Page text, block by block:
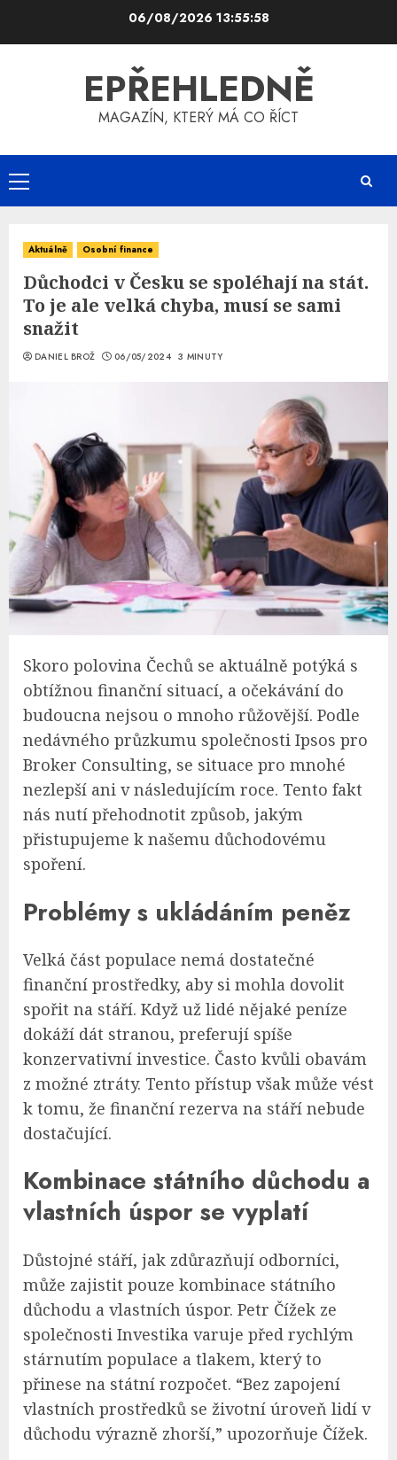
06/08/2026 13:55:59
EPŘEHLEDNĚ
MAGAZÍN, KTERÝ MÁ CO ŘÍCT
Primary
Menu
Aktuálně Osobní finance
Důchodci v Česku se spoléhají na stát.
To je ale velká chyba, musí se sami
snažit
DANIEL BROŽ 06/05/2024 3 MINUTY
Skoro polovina Čechů se aktuálně potýká s
obtížnou finanční situací, a očekávání do
budoucna nejsou o mnoho růžovější. Podle
nedávného průzkumu společnosti Ipsos pro
Broker Consulting, se situace pro mnohé
nezlepší ani v následujícím roce. Tento fakt
nás nutí přehodnotit způsob, jakým
přistupujeme k našemu důchodovému
spoření.
Problémy s ukládáním peněz
Velká část populace nemá dostatečné
finanční prostředky, aby si mohla dovolit
spořit na stáří. Když už lidé nějaké peníze
dokáží dát stranou, preferují spíše
konzervativní investice. Často kvůli obavám
z možné ztráty. Tento přístup však může vést
k tomu, že finanční rezerva na stáří nebude
dostačující.
Kombinace státního důchodu a
vlastních úspor se vyplatí
Důstojné stáří, jak zdůrazňují odborníci,
může zajistit pouze kombinace státního
důchodu a vlastních úspor. Petr Čížek ze
společnosti Investika varuje před rychlým
stárnutím populace a tlakem, který to
přinese na státní rozpočet. “Bez zapojení
vlastních prostředků se životní úroveň lidí v
důchodu výrazně zhorší,” upozorňuje Čížek.